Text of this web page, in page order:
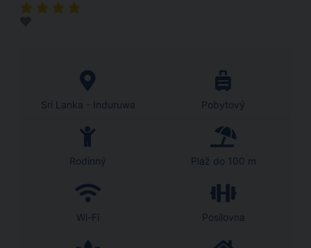
Srí Lanka - Induruwa Pobytový
Rodinný Pláž do 100 m
Wi-Fi Posilovna